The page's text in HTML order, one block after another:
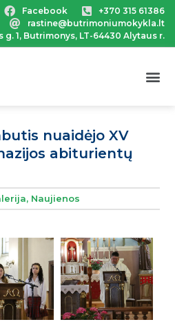
Facebook
+370 315 61386
rastine@butrimoniumokykla.lt
g. 1, Butrimonys, LT-64430 Alytaus r.
nuaidėjo XV
abiturientų
, Naujienos